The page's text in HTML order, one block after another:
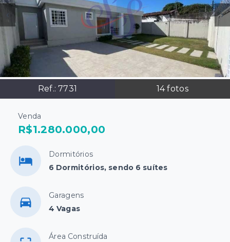
Ref.: 7731 14fotos
Venda
R$1.280.000,00
Dormitórios
6 Dormitórios, sendo 6 suítes
Garagens
4 Vagas
Área Construída